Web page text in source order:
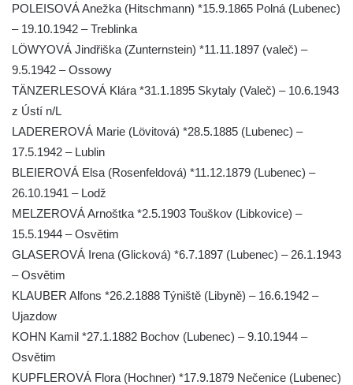
ve Velkém Šenově
Hrob Petra Záhorky na hřbitově ve Velkém
Šenově
Hrob Rudolfa Hovorky na hřbitově ve
Hrob Ondreje Gurina na hřbitově ve Velkém
Hrob Heinricha Hoffmanna na hřbitově ve
Velkém Šenově
Hrob Heinricha Wünscheho na hřbitově ve
Velkém Šenově
Kenotaf Gerharda Poschera na hřbitově ve
Velkém Šenově
Kenotaf Gerharda Adolfa Johanna Sauera
kostelem svatého Bartoloměje ve Velkém
POLEISOVÁ Anežka (Hitschmann) *15.9.1865 Polná (Lubenec)
– 19.10.1942 – Treblinka
LÖWYOVÁ Jindřiška (Zunternstein) *11.11.1897 (valeč) –
9.5.1942 – Ossowy
TÄNZERLESOVÁ Klára *31.1.1895 Skytaly (Valeč) – 10.6.1943
z Ústí n/L
LADEREROVÁ Marie (Lövitová) *28.5.1885 (Lubenec) –
17.5.1942 – Lublin
BLEIEROVÁ Elsa (Rosenfeldová) *11.12.1879 (Lubenec) –
26.10.1941 – Lodž
MELZEROVÁ Arnoštka *2.5.1903 Touškov (Libkovice) –
15.5.1944 – Osvětim
GLASEROVÁ Irena (Glicková) *6.7.1897 (Lubenec) – 26.1.1943
– Osvětim
KLAUBER Alfons *26.2.1888 Týniště (Libyně) – 16.6.1942 –
Ujazdow
KOHN Kamil *27.1.1882 Bochov (Lubenec) – 9.10.1944 –
Osvětim
KUPFLEROVÁ Flora (Hochner) *17.9.1879 Nečenice (Lubenec)